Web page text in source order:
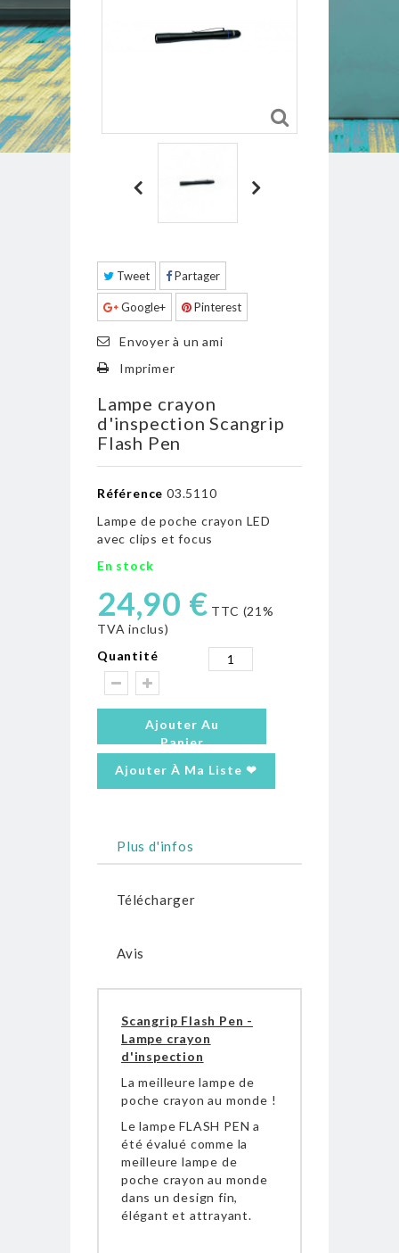
Tweet Partager
Google+ Pinterest
Envoyer à un ami
Imprimer
Lampe crayon
d'inspection Scangrip
Flash Pen
Référence 03.5110
Lampe de poche crayon LED
avec clips et focus
En stock
24,90 € TTC (21%
TVA inclus)
Quantité
Ajouter Au
Panier
Ajouter À Ma Liste ❤
Plus d'infos
Télécharger
Avis
Scangrip Flash Pen -
Lampe crayon
d'inspection
La meilleure lampe de
poche crayon au monde !
Le lampe FLASH PEN a
été évalué comme la
meilleure lampe de
poche crayon au monde
dans un design fin,
élégant et attrayant.